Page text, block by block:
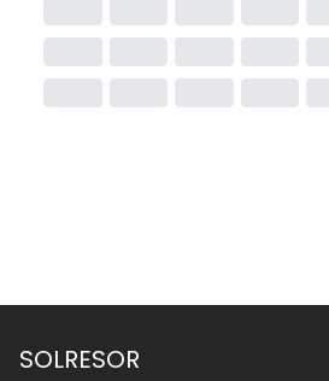
SOLRESOR